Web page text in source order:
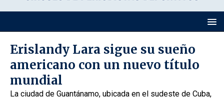
Erislandy Lara sigue su sueño
americano con un nuevo título
mundial
La ciudad de Guantánamo, ubicada en el sudeste de Cuba,